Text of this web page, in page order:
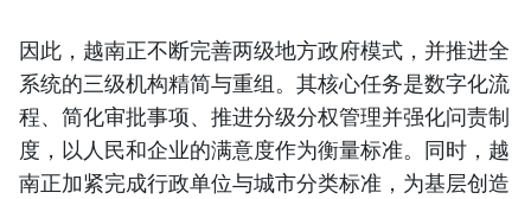
因此，越南正不断完善两级地方政府模式，并推进全
系统的三级机构精简与重组。其核心任务是数字化流
程、简化审批事项、推进分级分权管理并强化问责制
度，以人民和企业的满意度作为衡量标准。同时，越
南正加紧完成行政单位与城市分类标准，为基层创造